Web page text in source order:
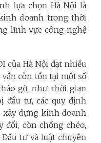
lựa chọn Hà Nội là
doanh trong thời
lĩnh vực công nghệ
của Hà Nội đạt nhiều
còn tồn tại một số
gỡ, như: thời gian
đầu tư, các quy định
xây dựng kinh doanh
đổi, còn chồng chéo,
tư và luật chuyên